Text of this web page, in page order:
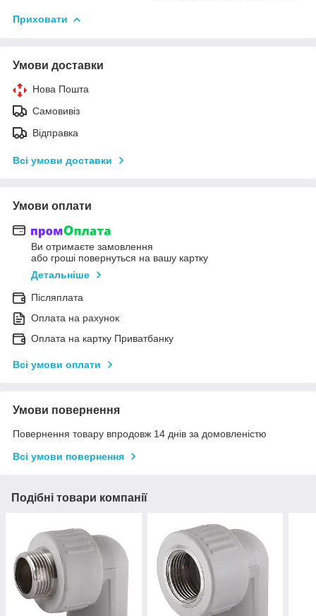
Приховати
Умови доставки
Нова Пошта
Самовивіз
Відправка
Всі умови доставки
Умови оплати
Ви отримаєте замовлення
або гроші повернуться на вашу картку
Детальніше
Післяплата
Оплата на рахунок
Оплата на картку Приватбанку
Всі умови оплати
Умови повернення
Повернення товару впродовж 14 днів за домовленістю
Всі умови повернення
Подібні товари компанії